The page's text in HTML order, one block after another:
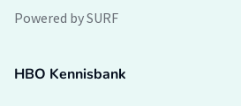
Powered by SURF
HBO Kennisbank